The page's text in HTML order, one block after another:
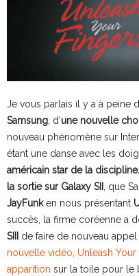
Je vous parlais il y a à peine
Samsung, d’une nouvelle
nouveau phénomène sur
étant une danse avec les
américain star de la discipline.
la sortie sur Galaxy SII , que
JayFunken nous présentant
succès, la firme coréenne a
SIII
de faire de nouveau appel
nouvelle vidéo, Unleash
apparition sur la toile pour le